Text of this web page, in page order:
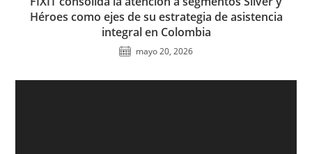
Héroes como ejes de su estrategia de asistencia
integral en Colombia
mayo 20, 2026